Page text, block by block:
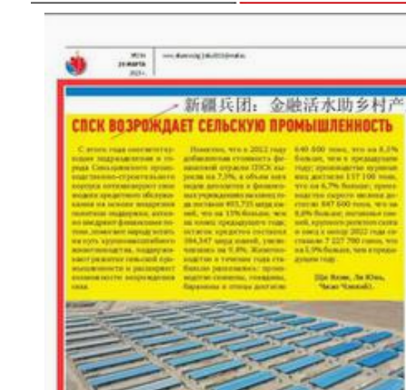
实拍新疆南部“稻蟹共生”